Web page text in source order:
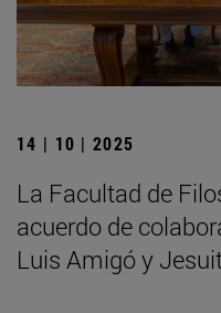
14 | 10 | 2025
La Facultad de
acuerdo de
Luis Amigó y